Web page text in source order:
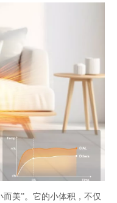
美”。它的小体积，不仅